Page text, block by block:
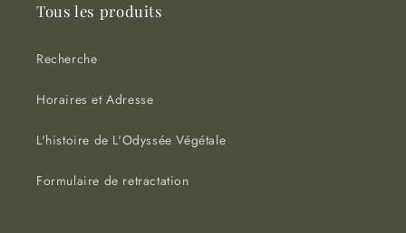
Tous les produits
Recherche
Horaires et Adresse
L'histoire de L'Odyssée Végétale
Formulaire de retractation